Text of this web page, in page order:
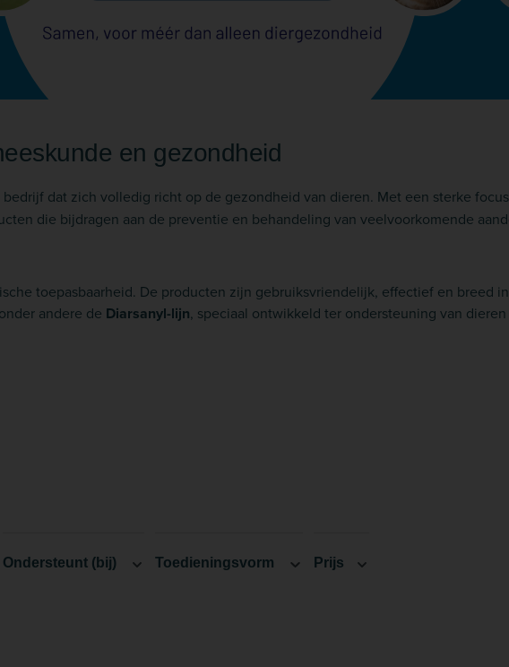
en gezondheid
dat zich volledig richt op de gezondheid van dieren. Met een sterke
die bijdragen aan de preventie en behandeling van veelvoorkomende
toepasbaarheid. De producten zijn gebruiksvriendelijk, effectief en breed
andere de Diarsanyl-lijn, speciaal ontwikkeld ter ondersteuning van
Ondersteunt (bij) Toedieningsvorm Prijs